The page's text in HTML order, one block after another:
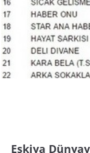
Eşkiya